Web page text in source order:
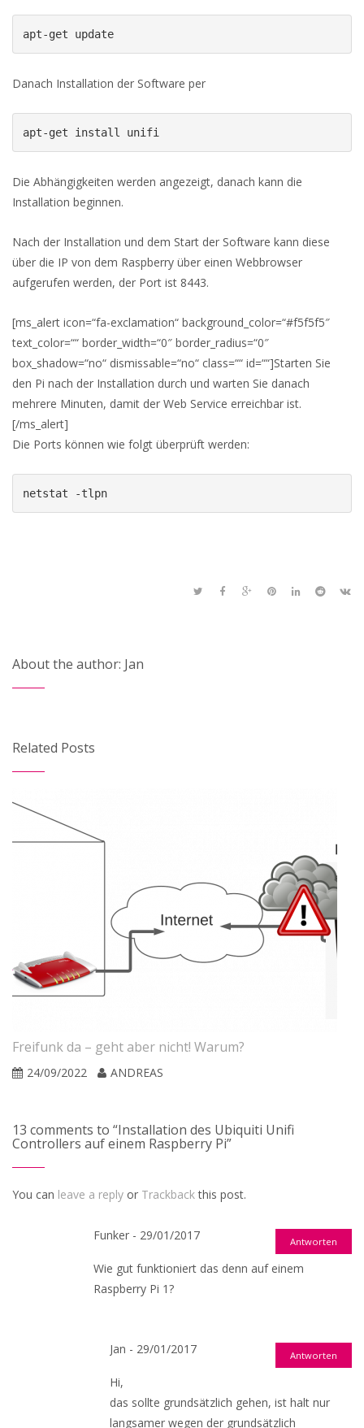
apt-get update
Danach Installation der Software per
apt-get install unifi
Die Abhängigkeiten werden angezeigt, danach kann die
Installation beginnen.
Nach der Installation und dem Start der Software kann diese
über die IP von dem Raspberry über einen Webbrowser
aufgerufen werden, der Port ist 8443.
[ms_alert icon=“fa-exclamation“ background_color=“#f5f5f5″
text_color=““ border_width=“0″ border_radius=“0″
box_shadow=“no“ dismissable=“no“ class=““ id=““]Starten Sie
den Pi nach der Installation durch und warten Sie danach
mehrere Minuten, damit der Web Service erreichbar ist.
[/ms_alert]
Die Ports können wie folgt überprüft werden:
netstat -tlpn
About the author: Jan
Related Posts
Freifunk da – geht aber nicht! Warum?
24/09/2022 ANDREAS
13 comments to “Installation des Ubiquiti Unifi
Controllers auf einem Raspberry Pi”
You can leave a reply or Trackbackthis post.
Funker - 29/01/2017 Antworten
Wie gut funktioniert das denn auf einem
Raspberry Pi 1?
Jan - 29/01/2017 Antworten
Hi,
das sollte grundsätzlich gehen, ist halt nur
langsamer wegen der grundsätzlich